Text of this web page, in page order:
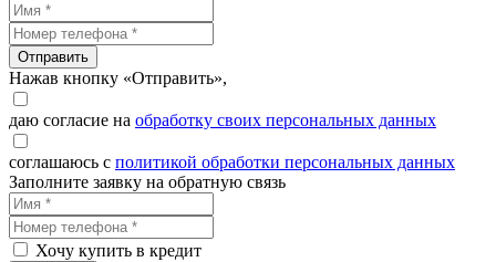
Отправить
Нажав кнопку «Отправить»,
даю согласие на обработку своих персональных данных
соглашаюсь с политикой обработки персональных данных
Заполните заявку на обратную связь
Хочу купить в кредит